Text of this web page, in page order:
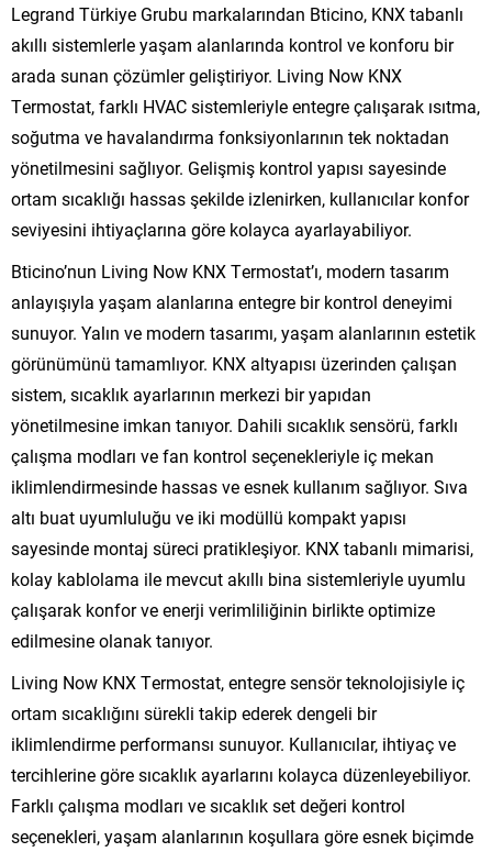
Legrand Türkiye Grubu markalarından Bticino, KNX tabanlı
akıllı sistemlerle yaşam alanlarında kontrol ve konforu bir
arada sunan çözümler geliştiriyor. Living Now KNX
Termostat, farklı HVAC sistemleriyle entegre çalışarak ısıtma,
soğutma ve havalandırma fonksiyonlarının tek noktadan
yönetilmesini sağlıyor. Gelişmiş kontrol yapısı sayesinde
ortam sıcaklığı hassas şekilde izlenirken, kullanıcılar konfor
seviyesini ihtiyaçlarına göre kolayca ayarlayabiliyor.
Bticino’nun Living Now KNX Termostat’ı, modern tasarım
anlayışıyla yaşam alanlarına entegre bir kontrol deneyimi
sunuyor. Yalın ve modern tasarımı, yaşam alanlarının estetik
görünümünü tamamlıyor. KNX altyapısı üzerinden çalışan
sistem, sıcaklık ayarlarının merkezi bir yapıdan
yönetilmesine imkan tanıyor. Dahili sıcaklık sensörü, farklı
çalışma modları ve fan kontrol seçenekleriyle iç mekan
iklimlendirmesinde hassas ve esnek kullanım sağlıyor. Sıva
altı buat uyumluluğu ve iki modüllü kompakt yapısı
sayesinde montaj süreci pratikleşiyor. KNX tabanlı mimarisi,
kolay kablolama ile mevcut akıllı bina sistemleriyle uyumlu
çalışarak konfor ve enerji verimliliğinin birlikte optimize
edilmesine olanak tanıyor.
Living Now KNX Termostat, entegre sensör teknolojisiyle iç
ortam sıcaklığını sürekli takip ederek dengeli bir
iklimlendirme performansı sunuyor. Kullanıcılar, ihtiyaç ve
tercihlerine göre sıcaklık ayarlarını kolayca düzenleyebiliyor.
Farklı çalışma modları ve sıcaklık set değeri kontrol
seçenekleri, yaşam alanlarının koşullara göre esnek biçimde